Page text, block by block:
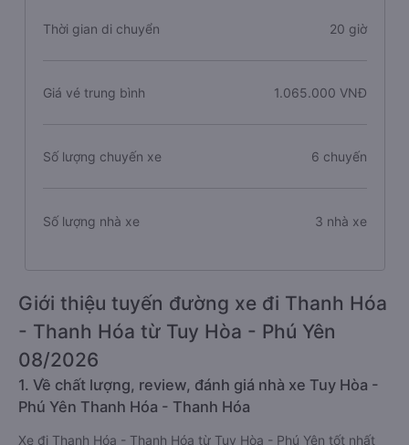
Thời gian di chuyển 20 giờ
Giá vé trung bình 1.065.000 VNĐ
Số lượng chuyến xe 6 chuyến
Số lượng nhà xe 3 nhà xe
Giới thiệu tuyến đường xe đi Thanh Hóa
- Thanh Hóa từ Tuy Hòa - Phú Yên
08/2026
1. Về chất lượng, review, đánh giá nhà xe Tuy Hòa -
Phú Yên Thanh Hóa - Thanh Hóa
Xe đi Thanh Hóa - Thanh Hóa từ Tuy Hòa - Phú Yên tốt nhất